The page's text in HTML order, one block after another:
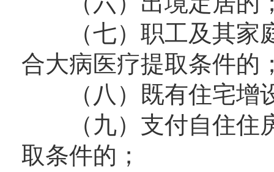
（七）职工及其家庭
合大病医疗提取条件的
（八）既有住宅增
（九）支付自住住房
取条件的；